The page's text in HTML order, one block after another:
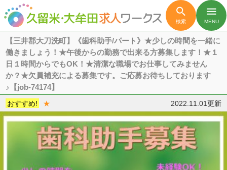

検索
menu
MENU
【三井郡大刀洗町】《歯科助手/パート》★少しの時間を一緒に
働きましょう！★午後からの勤務で出来る方募集します！★１
日１時間からでもOK！★清潔な職場でお仕事してみません
か？★欠員補充による募集です。ご応募お待ちしております
♪【job-74174】
おすすめ! ★ 2022.11.01更新